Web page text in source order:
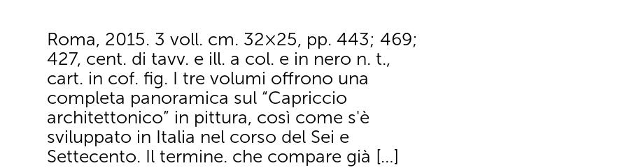
Roma, 2015. 3 voll. cm. 32×25, pp. 443; 469;
427, cent. di tavv. e ill. a col. e in nero n. t.,
cart. in cof. fig. I tre volumi offrono una
completa panoramica sul “Capriccio
architettonico” in pittura, così come s'è
sviluppato in Italia nel corso del Sei e
Settecento. Il termine. che compare già […]